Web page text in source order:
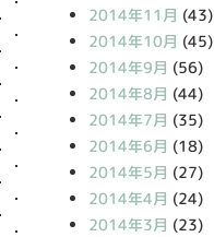
2014年11月 (43)
2014年10月 (45)
2014年9月 (56)
2014年8月 (44)
2014年7月 (35)
2014年6月 (18)
2014年5月 (27)
2014年4月 (24)
2014年3月 (23)